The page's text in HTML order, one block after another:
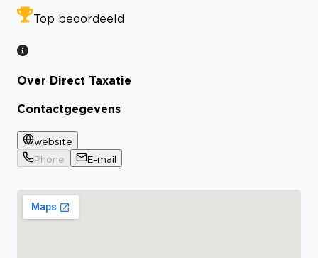
Top beoordeeld
Over Direct Taxatie
Contactgegevens
website
Phone
E-mail